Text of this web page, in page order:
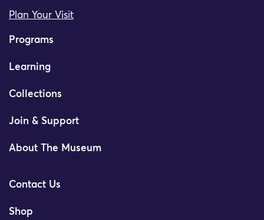
Plan Your Visit
Programs
Learning
Collections
Join & Support
About The Museum
Contact Us
Shop